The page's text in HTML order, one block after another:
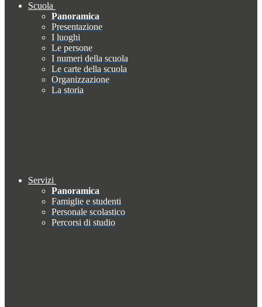
Scuola
Panoramica
Presentazione
I luoghi
Le persone
I numeri della scuola
Le carte della scuola
Organizzazione
La storia
Servizi
Panoramica
Famiglie e studenti
Personale scolastico
Percorsi di studio